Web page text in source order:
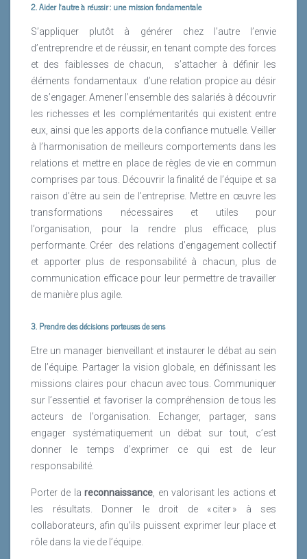
2. Aider l’autre à réussir : une mission fondamentale
S’appliquer plutôt à générer chez l’autre l’envie
d’entreprendre et de réussir, en tenant compte des forces
et des faiblesses de chacun,
s’attacher à définir les
éléments fondamentaux
d’une relation propice au désir
de s’engager. Amener l’ensemble des salariés à découvrir
les richesses et les complémentarités qui existent entre
eux, ainsi que les apports de la confiance mutuelle. Veiller
à l’harmonisation de meilleurs comportements dans les
relations et mettre en place de règles de vie en commun
comprises par tous. Découvrir la finalité de l’équipe et sa
raison d’être au sein de l’entreprise. Mettre en œuvre les
transformations nécessaires et utiles pour
l’organisation, pour la rendre plus efficace, plus
performante. Créer
des relations d’engagement collectif
et apporter plus de responsabilité à chacun, plus de
communication efficace pour leur permettre de travailler
de manière plus agile.
3. Prendre des décisions porteuses de sens
Etre un manager bienveillant et instaurer le débat au sein
de l’équipe. Partager la vision globale, en définissant les
missions claires pour chacun avec tous. Communiquer
sur l’essentiel et favoriser la compréhension de tous les
acteurs de l’organisation. Echanger, partager, sans
engager systématiquement un débat sur tout, c’est
donner le temps d’exprimer ce qui est de leur
responsabilité.
Porter de lareconnaissance , en valorisant les actions et
les résultats. Donner le droit de « citer » à ses
collaborateurs, afin qu’ils puissent exprimer leur place et
rôle dans la vie de l’équipe.